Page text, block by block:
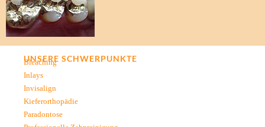
UNSERE SCHWERPUNKTE
Bleaching
Inlays
Invisalign
Kieferorthopädie
Paradontose